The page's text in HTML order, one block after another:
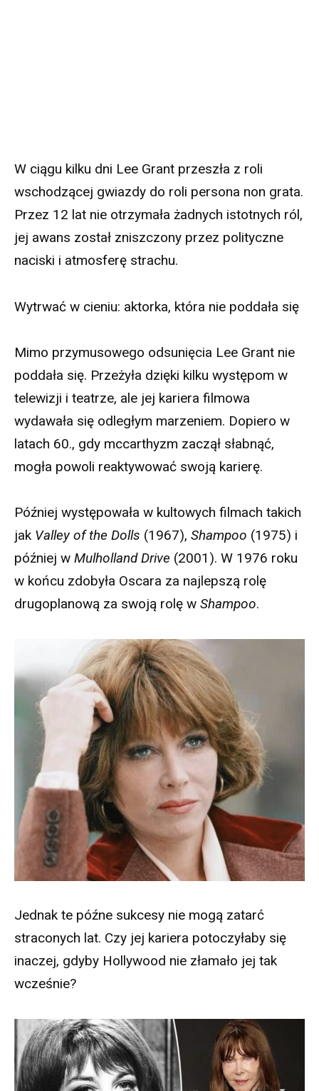
W ciągu kilku dni Lee Grant przeszła z roli
wschodzącej gwiazdy do roli persona non grata.
Przez 12 lat nie otrzymała żadnych istotnych ról,
jej awans został zniszczony przez polityczne
naciski i atmosferę strachu.
Wytrwać w cieniu: aktorka, która nie poddała się
Mimo przymusowego odsunięcia Lee Grant nie
poddała się. Przeżyła dzięki kilku występom w
telewizji i teatrze, ale jej kariera filmowa
wydawała się odległym marzeniem. Dopiero w
latach 60., gdy mccarthyzm zaczął słabnąć,
mogła powoli reaktywować swoją karierę.
Później występowała w kultowych filmach takich
jak Valley of the Dolls (1967), Shampoo (1975) i
później w Mulholland Drive (2001). W 1976 roku
w końcu zdobyła Oscara za najlepszą rolę
drugoplanową za swoją rolę w Shampoo.
Jednak te późne sukcesy nie mogą zatarć
straconych lat. Czy jej kariera potoczyłaby się
inaczej, gdyby Hollywood nie złamało jej tak
wcześnie?